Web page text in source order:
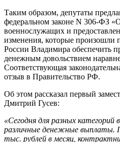
Таким образом, депутаты
федеральном законе N 306-ФЗ
военнослужащих и
изменения, которые произошли
России Владимира обеспечить
денежным довольствием
Соответствующая
отзыв в Правительство РФ.
Об этом рассказал первый
Дмитрий Гусев:
«Сегодня для разных
различные денежные выплаты.
тыс. рублей в месяц,